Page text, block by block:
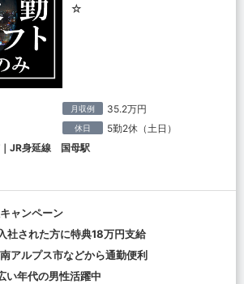
☆
月収例 35.2万円
休日 5勤2休（土日）
｜JR身延線 国母駅
ャンペーン
社された方に特典18万円支給
アルプス市などから通勤便利
年代の男性活躍中